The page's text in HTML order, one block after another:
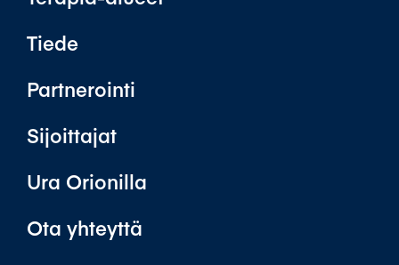
Tiede
Partnerointi
Sijoittajat
Ura Orionilla
Ota yhteyttä